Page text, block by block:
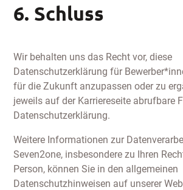
6. Schluss
Wir behalten uns das Recht vor, diese
Datenschutzerklärung für
für die Zukunft anzupassen oder zu
jeweils auf der Karriereseite abrufbare
Datenschutzerklärung.
Weitere Informationen zur
Seven2one, insbesondere zu Ihren
Person, können Sie in den allgemeinen
Datenschutzhinweisen auf unserer